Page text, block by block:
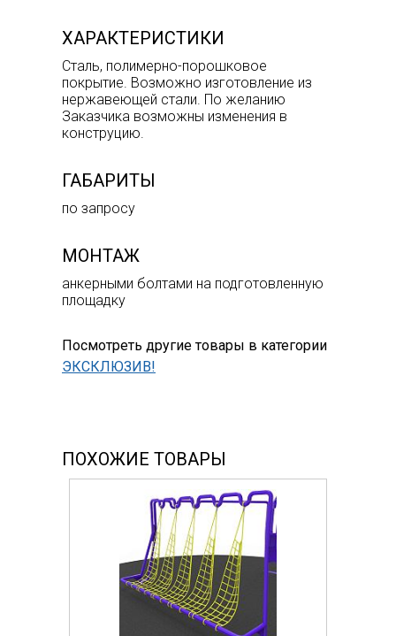
ХАРАКТЕРИСТИКИ
Сталь, полимерно-порошковое
покрытие. Возможно изготовление из
нержавеющей стали. По желанию
Заказчика возможны изменения в
конструцию.
ГАБАРИТЫ
по запросу
МОНТАЖ
анкерными болтами на подготовленную
площадку
Посмотреть другие товары в категории
ЭКСКЛЮЗИВ!
ПОХОЖИЕ ТОВАРЫ